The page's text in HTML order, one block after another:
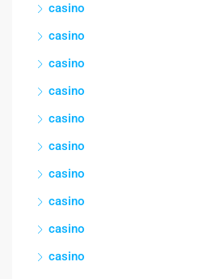
casino
casino
casino
casino
casino
casino
casino
casino
casino
casino